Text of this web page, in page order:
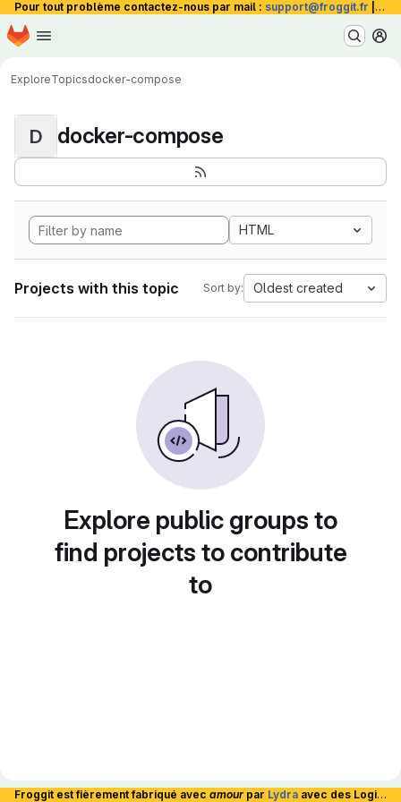
Pour tout problème contactez-nous par mail : support@froggit.fr La
Skip to main content
Homepage
ExploreTopicsdocker-compose
D docker-compose
HTML
Projects with this topic Sort by: Oldest created
Explore public groups to
find projects to contribute
to
Froggit est fièrement fabriqué avec amour par Lydra avec des Logiciels Libres et hébergé en